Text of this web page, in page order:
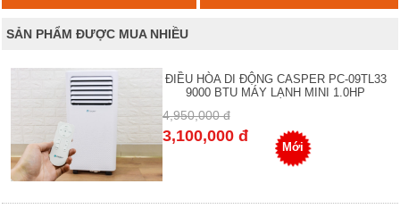
SẢN PHẨM ĐƯỢC MUA NHIỀU
ĐIỀU HÒA DI ĐỘNG CASPER PC-09TL33
9000 BTU MÁY LẠNH MINI 1.0HP
4,950,000 đ
3,100,000 đ
Mới